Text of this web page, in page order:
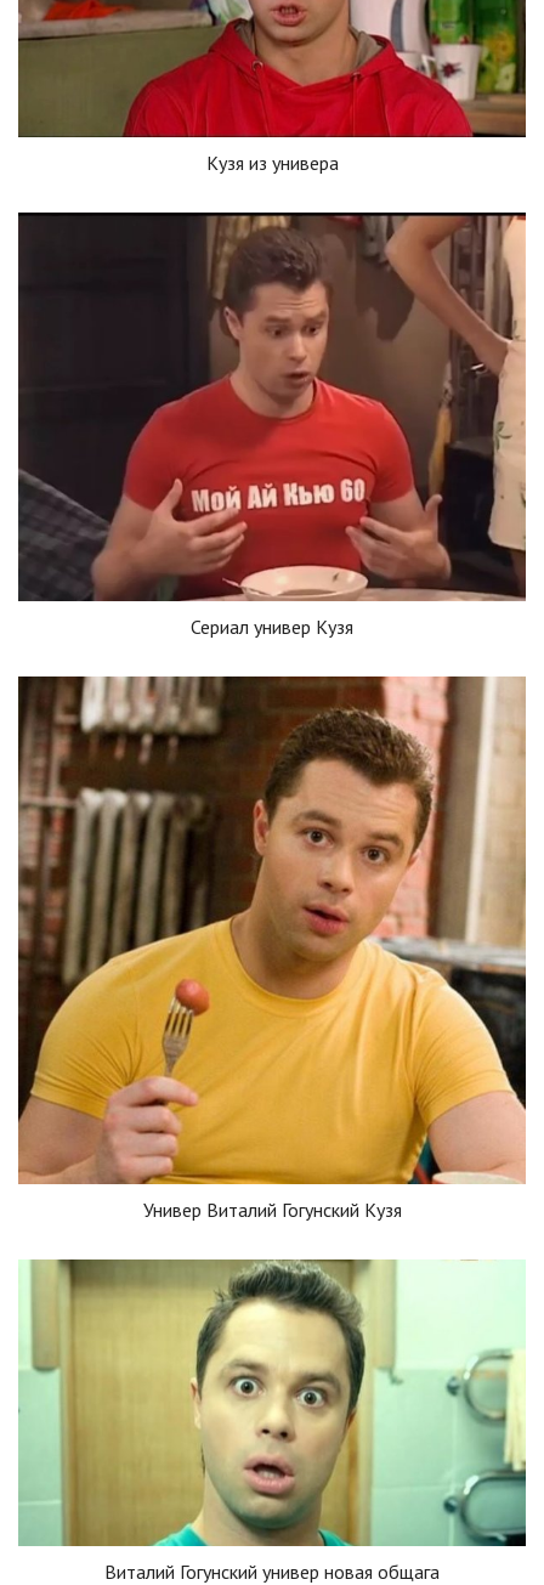
Кузя из универа
Сериал универ Кузя
Универ Виталий Гогунский Кузя
Виталий Гогунский универ новая общага